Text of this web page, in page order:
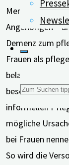
Suchen
nach:
Menschen mit
Angehörigen –
Demenz zum
Frauen als
belastet als
besonders
informellen
mögliche
bei Frauen
So wird die